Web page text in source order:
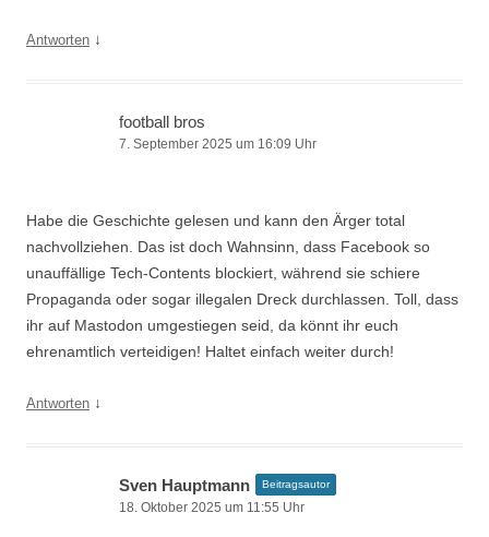
Antworten ↓
football bros
7. September 2025 um 16:09 Uhr
Habe die Geschichte gelesen und kann den Ärger total
nachvollziehen. Das ist doch Wahnsinn, dass Facebook so
unauffällige Tech-Contents blockiert, während sie schiere
Propaganda oder sogar illegalen Dreck durchlassen. Toll, dass
ihr auf Mastodon umgestiegen seid, da könnt ihr euch
ehrenamtlich verteidigen! Haltet einfach weiter durch!
Antworten ↓
Sven Hauptmann Beitragsautor
18. Oktober 2025 um 11:55 Uhr